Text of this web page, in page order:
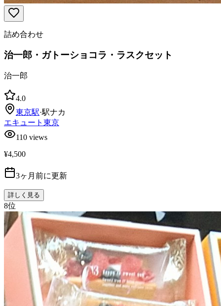
詰め合わせ
治一郎・ガトーショコラ・ラスクセット
治一郎
4.0
東京駅·駅ナカ
エキュート東京
110 views
¥4,500
3ヶ月前に更新
詳しく見る
8位